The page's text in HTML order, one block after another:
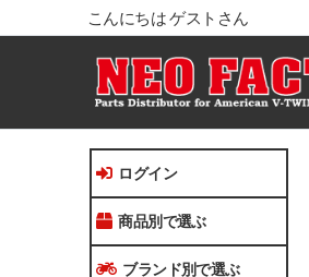
こんにちは ゲストさん
ログイン
商品別で選ぶ
ブランド別で選ぶ